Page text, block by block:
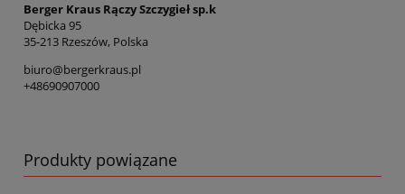
Berger Kraus Rączy Szczygieł sp.k
Dębicka 95
35-213 Rzeszów, Polska
biuro@bergerkraus.pl
+48690907000
Produkty powiązane